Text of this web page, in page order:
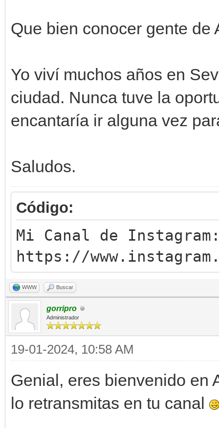
Que bien conocer gente de
Yo viví muchos años en
ciudad. Nunca tuve la
encantaría ir alguna vez
Saludos.
Código:
Mi Canal de
https://
WWW Buscar
gorripro
Administrador
19-01-2024, 10:58 AM
Genial, eres bienvenido en
lo retransmitas en tu canal